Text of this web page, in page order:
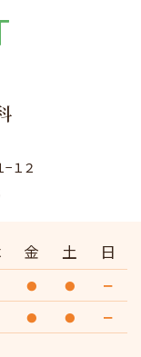
１２
金 土 日
● ● ー
● ● ー